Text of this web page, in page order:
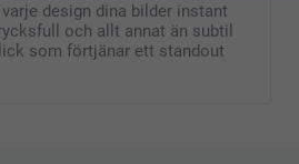
design dina bilder instant
och allt annat än subtil
som förtjänar ett standout